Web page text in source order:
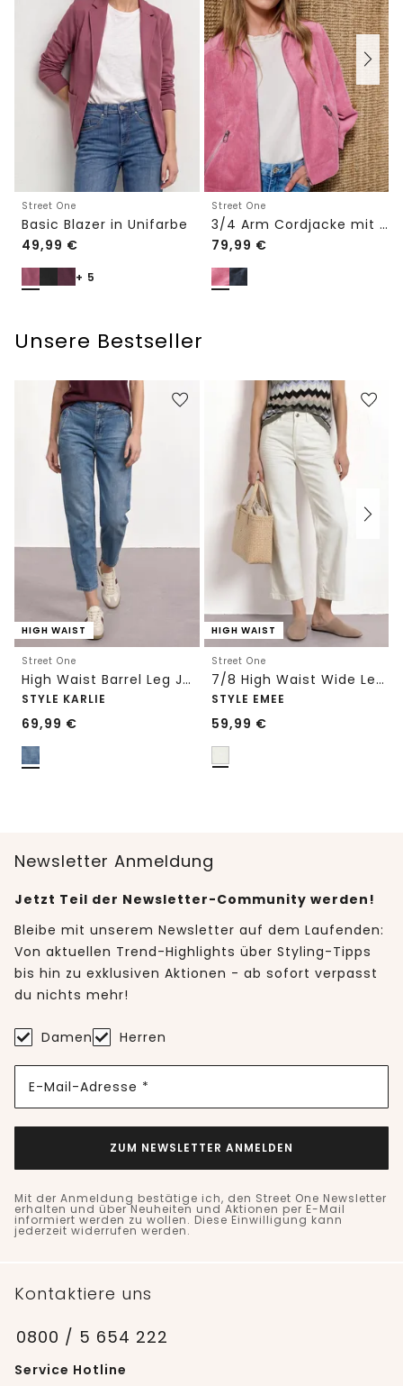
Street One
Basic Blazer in Unifarbe
49,99 €
+ 5
Street One
3/4 Arm Cordjacke mit Hemdkragen
79,99 €
Unsere Bestseller
HIGH WAIST
Street One
High Waist Barrel Leg Jeans im Loose Fit
STYLE KARLIE
69,99 €
HIGH WAIST
Street One
7/8 High Waist Wide Leg Jeans im Loose Fit
STYLE EMEE
59,99 €
Newsletter Anmeldung
Jetzt Teil der Newsletter-Community werden!
Bleibe mit unserem Newsletter auf dem Laufenden:
Von aktuellen Trend-Highlights über Styling-Tipps
bis hin zu exklusiven Aktionen - ab sofort verpasst
du nichts mehr!
Damen Herren
E-Mail-Adresse *
ZUM NEWSLETTER ANMELDEN
Mit der Anmeldung bestätige ich, den Street One Newsletter
erhalten und über Neuheiten und Aktionen per E-Mail
informiert werden zu wollen. Diese Einwilligung kann
jederzeit widerrufen werden.
Kontaktiere uns
0800 / 5 654 222
Service Hotline